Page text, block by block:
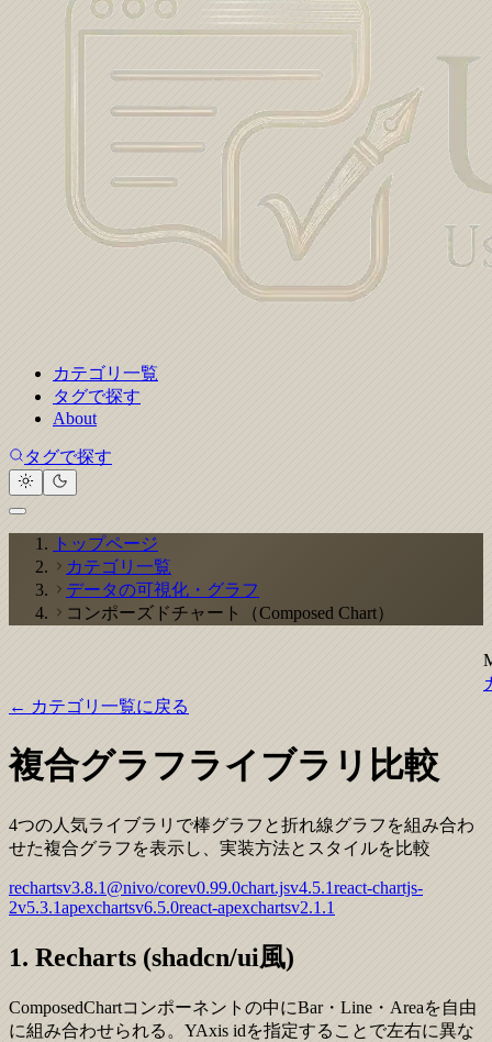
カテゴリ一覧
タグで探す
About
タグで探す
トップページ
カテゴリ一覧
データの可視化・グラフ
コンポーズドチャート（Composed Chart）
← カテゴリ一覧に戻る
複合グラフライブラリ比較
4つの人気ライブラリで棒グラフと折れ線グラフを組み合わ
せた複合グラフを表示し、実装方法とスタイルを比較
rechartsv3.8.1 @nivo/corev0.99.0chart.jsv4.5.1react-chartjs-
2v5.3.1apexchartsv6.5.0react-apexchartsv2.1.1
1. Recharts (shadcn/ui風)
ComposedChartコンポーネントの中にBar・Line・Areaを自由
に組み合わせられる。YAxis idを指定することで左右に異な